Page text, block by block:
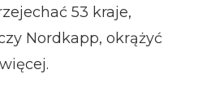
53 kraje,
Nordkapp, okrążyć